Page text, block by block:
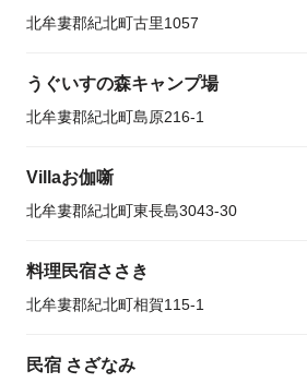
北牟婁郡紀北町古里1057
うぐいすの森キャンプ場
北牟婁郡紀北町島原216-1
Villaお伽噺
北牟婁郡紀北町東長島3043-30
料理民宿ささき
北牟婁郡紀北町相賀115-1
民宿 さざなみ